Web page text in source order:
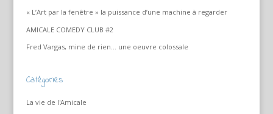
« L’Art par la fenêtre » la puissance d’une machine à regarder
AMICALE COMEDY CLUB #2
Fred Vargas, mine de rien… une oeuvre colossale
Catégories
La vie de l'Amicale